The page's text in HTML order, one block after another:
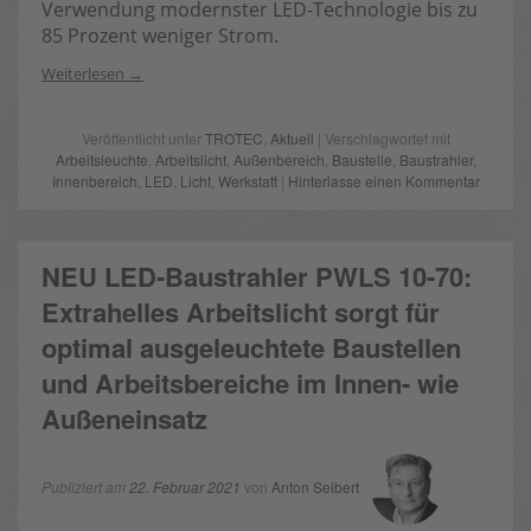
Verwendung modernster LED-Technologie bis zu
85 Prozent weniger Strom.
Weiterlesen
Veröffentlicht unterTROTEC Aktuell | Verschlagwortet mit
Arbeitsleuchte Arbeitslicht, Außenbereich Baustelle Baustrahler,
Innenbereich LED Licht, Werkstatt| Hinterlasse einen Kommentar
NEU LED-Baustrahler PWLS 10-70:
Extrahelles Arbeitslicht sorgt für
optimal ausgeleuchtete Baustellen
und Arbeitsbereiche im Innen- wie
Außeneinsatz
Publiziert am 22. Februar 2021 von Anton Seibert